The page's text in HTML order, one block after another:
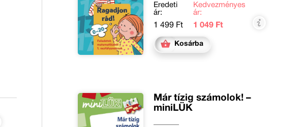
Eredeti
ár:
1 499 Ft
Kedvezményes
ár:
1 049 Ft
Kosárba
Már tízig számolok! –
miniLÜK